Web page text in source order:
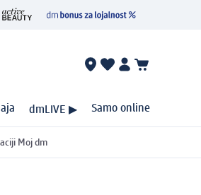
dmLIVE ▶ Samo online
Moj dm